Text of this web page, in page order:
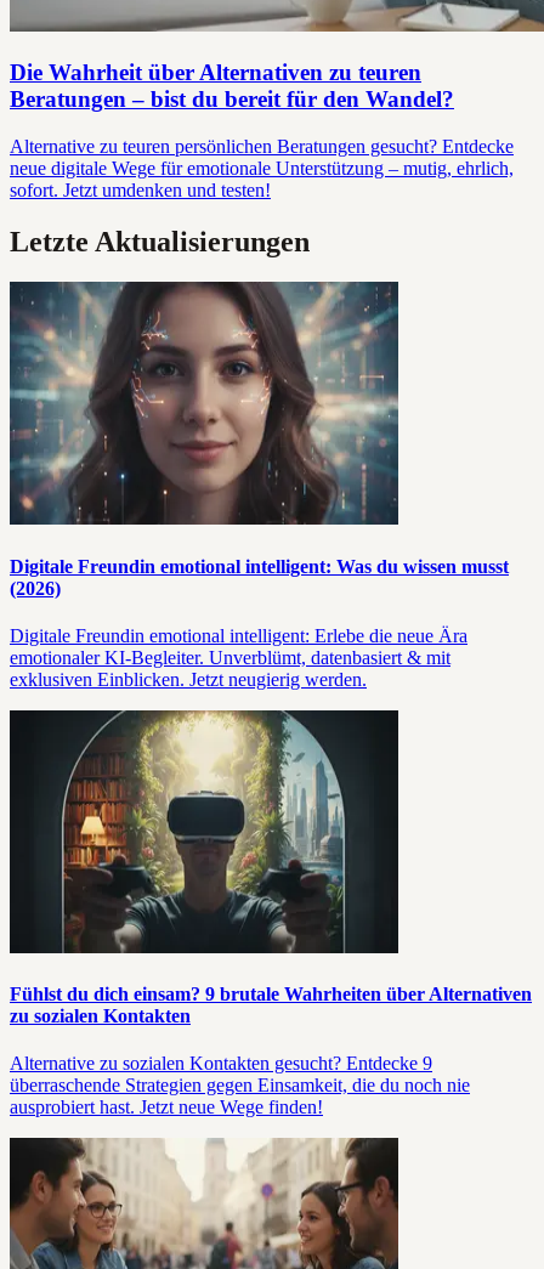
Die Wahrheit über Alternativen zu teuren
Beratungen – bist du bereit für den Wandel?
Alternative zu teuren persönlichen Beratungen gesucht? Entdecke
neue digitale Wege für emotionale Unterstützung – mutig, ehrlich,
sofort. Jetzt umdenken und testen!
Letzte Aktualisierungen
Digitale Freundin emotional intelligent: Was du wissen musst
(2026)
Digitale Freundin emotional intelligent: Erlebe die neue Ära
emotionaler KI-Begleiter. Unverblümt, datenbasiert & mit
exklusiven Einblicken. Jetzt neugierig werden.
Fühlst du dich einsam? 9 brutale Wahrheiten über Alternativen
zu sozialen Kontakten
Alternative zu sozialen Kontakten gesucht? Entdecke 9
überraschende Strategien gegen Einsamkeit, die du noch nie
ausprobiert hast. Jetzt neue Wege finden!